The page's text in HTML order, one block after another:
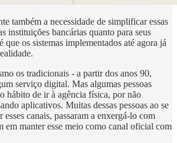
também a necessidade de simplificar essas
instituições bancárias quanto para seus
que os sistemas implementados até agora já
os tradicionais - a partir dos anos 90,
serviço digital. Mas algumas pessoas
hábito de ir à agência física, por não
aplicativos. Muitas dessas pessoas ao se
esses canais, passaram a enxergá-lo com
em manter esse meio como canal oficial com